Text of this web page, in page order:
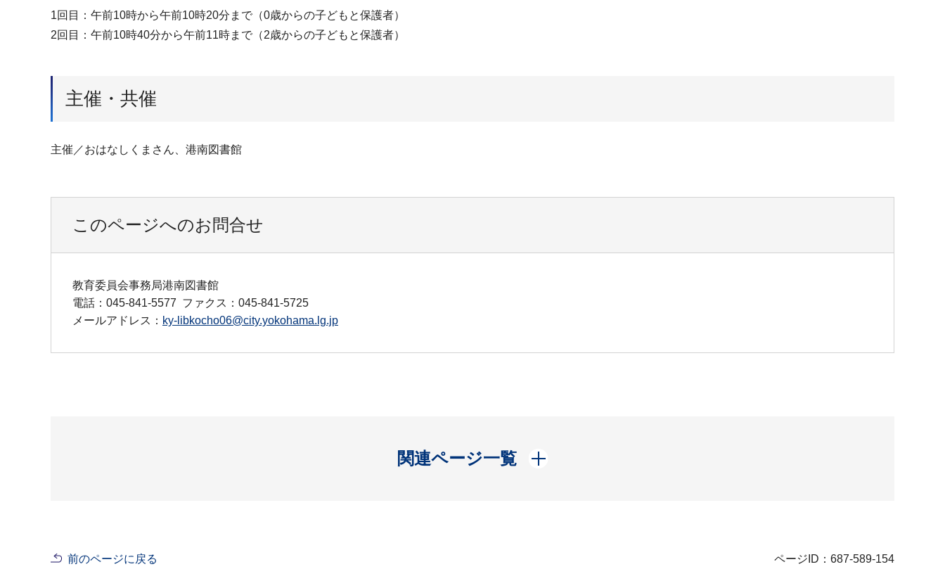
1回目：午前10時から午前10時20分まで（0歳からの子どもと保護者）
2回目：午前10時40分から午前11時まで（2歳からの子どもと保護者）
主催・共催
主催／おはなしくまさん、港南図書館
このページへのお問合せ
教育委員会事務局港南図書館
電話：045-841-5577 ファクス：045-841-5725
メールアドレス： ky-libkocho06@city.yokohama.lg.jp
関連ページ一覧
開く
前のページに戻る ページID：687-589-154